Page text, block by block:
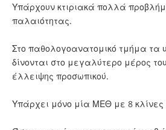
Υπάρχουν κτιριακά πολλά
παλαιότητας.
Στο παθολογοανατομικό τμήμα τα
δίνονται στο μεγαλύτερο μέρος
έλλειψης προσωπικού.
Υπάρχει μόνο μία ΜΕΘ με 8 κλίνες